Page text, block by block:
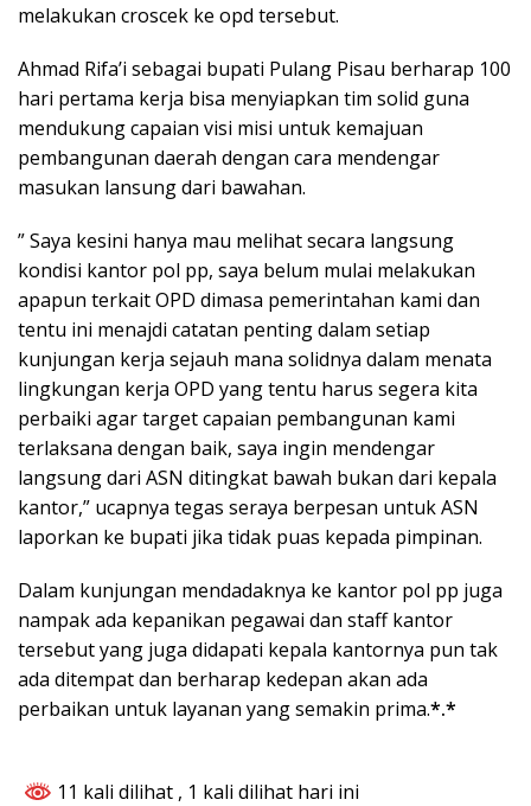
melakukan croscek ke opd tersebut.
Ahmad Rifa’i sebagai bupati Pulang Pisau berharap 100
hari pertama kerja bisa menyiapkan tim solid guna
mendukung capaian visi misi untuk kemajuan
pembangunan daerah dengan cara mendengar
masukan lansung dari bawahan.
” Saya kesini hanya mau melihat secara langsung
kondisi kantor pol pp, saya belum mulai melakukan
apapun terkait OPD dimasa pemerintahan kami dan
tentu ini menajdi catatan penting dalam setiap
kunjungan kerja sejauh mana solidnya dalam menata
lingkungan kerja OPD yang tentu harus segera kita
perbaiki agar target capaian pembangunan kami
terlaksana dengan baik, saya ingin mendengar
langsung dari ASN ditingkat bawah bukan dari kepala
kantor,” ucapnya tegas seraya berpesan untuk ASN
laporkan ke bupati jika tidak puas kepada pimpinan.
Dalam kunjungan mendadaknya ke kantor pol pp juga
nampak ada kepanikan pegawai dan staff kantor
tersebut yang juga didapati kepala kantornya pun tak
ada ditempat dan berharap kedepan akan ada
perbaikan untuk layanan yang semakin prima.*.*
11 kali dilihat , 1 kali dilihat hari ini